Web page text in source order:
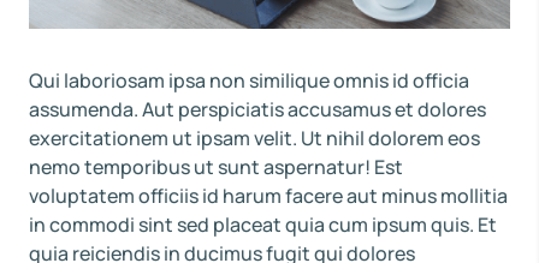
Qui laboriosam ipsa non similique omnis id officia
assumenda. Aut perspiciatis accusamus et dolores
exercitationem ut ipsam velit. Ut nihil dolorem eos
nemo temporibus ut sunt aspernatur! Est
voluptatem officiis id harum facere aut minus mollitia
in commodi sint sed placeat quia cum ipsum quis. Et
quia reiciendis in ducimus fugit qui dolores